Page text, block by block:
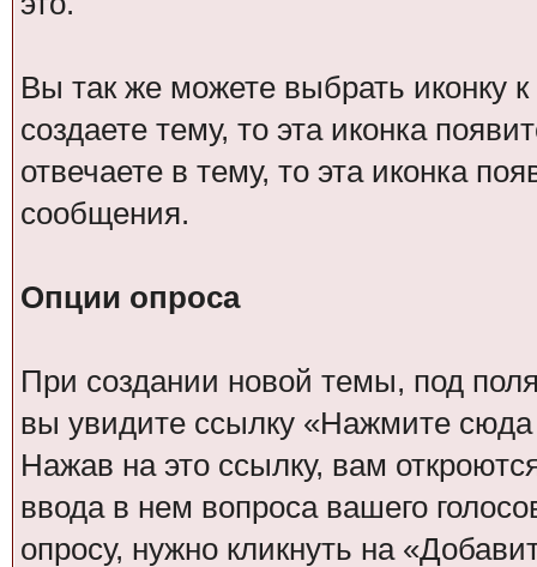
Вы так же можете выбрать
создаете тему, то эта иконка
отвечаете в тему, то эта иконка
сообщения.
Опции опроса
При создании новой темы, под
вы увидите ссылку «Нажмите
Нажав на это ссылку, вам
ввода в нем вопроса вашего
опросу, нужно кликнуть на